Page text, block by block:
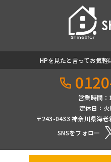
HPを見たと言ってお気軽
営業時間
定休日：
〒243-0433 神奈川県海
SNSをフォロー